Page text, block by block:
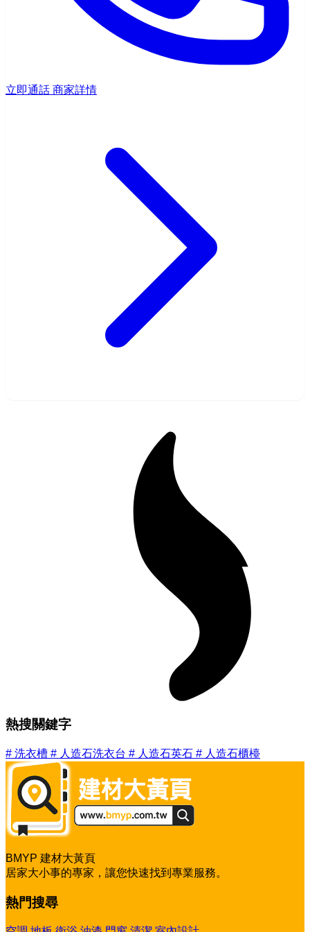
立即通話 商家詳情
熱搜關鍵字
# 洗衣槽 # 人造石洗衣台 # 人造石英石 # 人造石櫃檯
BMYP 建材大黃頁
居家大小事的專家，讓您快速找到專業服務。
熱門搜尋